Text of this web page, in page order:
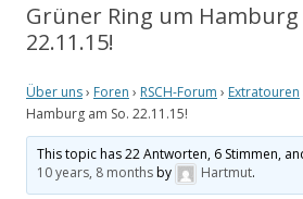
Grüner Ring um Hamburg
22.11.15!
Über uns› Foren › RSCH-Forum › Extratouren
Hamburg am So. 22.11.15!
This topic has 22 Antworten, 6 Stimmen,
10 years, 8 monthsby Hartmut.